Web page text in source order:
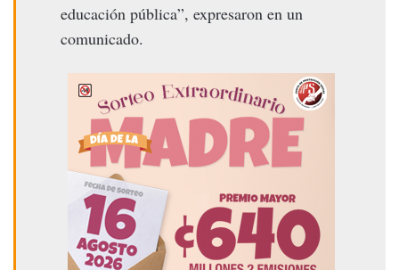
educación pública”, expresaron en un
comunicado.